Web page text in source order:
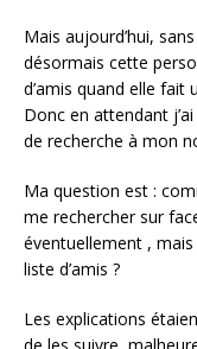
Mais aujourd’hui,
désormais cette
d’amis quand elle fait
Donc en attendant
de recherche à mon
Ma question est :
me rechercher sur
éventuellement ,
liste d’amis ?
Les explications